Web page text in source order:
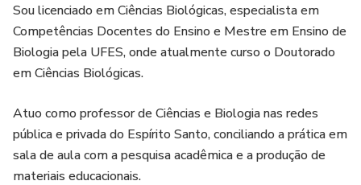
Sou licenciado em Ciências Biológicas, especialista em
Competências Docentes do Ensino e Mestre em Ensino de
Biologia pela UFES, onde atualmente curso o Doutorado
em Ciências Biológicas.
Atuo como professor de Ciências e Biologia nas redes
pública e privada do Espírito Santo, conciliando a prática em
sala de aula com a pesquisa acadêmica e a produção de
materiais educacionais.